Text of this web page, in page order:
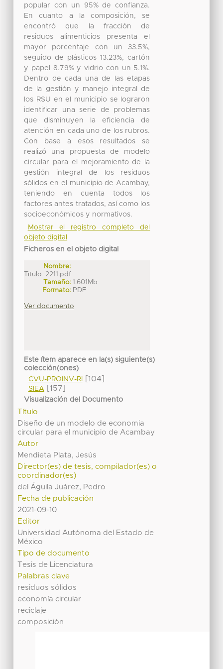
popular con un 95% de confianza.
En cuanto a la composición, se
encontró que la fracción de
residuos alimenticios presenta el
mayor porcentaje con un 33.5%,
seguido de plásticos 13.23%, cartón
y papel 8.79% y vidrio con un 5.1%.
Dentro de cada una de las etapas
de la gestión y manejo integral de
los RSU en el municipio se lograron
identificar una serie de problemas
que disminuyen la eficiencia de
atención en cada uno de los rubros.
Con base a esos resultados se
realizó una propuesta de modelo
circular para el mejoramiento de la
gestión integral de los residuos
sólidos en el municipio de Acambay,
teniendo en cuenta todos los
factores antes tratados, así como los
socioeconómicos y normativos.
Mostrar el registro completo del
objeto digital
Ficheros en el objeto digital
Nombre:
Titulo_2211.pdf
Tamaño: 1.601Mb
Formato: PDF
Ver documento
Este ítem aparece en la(s) siguiente(s)
colección(ones)
CVU-PROINV-RI[104]
SIEA[157]
Visualización del Documento
Título
Diseño de un modelo de economia
circular para el municipio de Acambay
Autor
Mendieta Plata, Jesús
Director(es) de tesis, compilador(es) o
coordinador(es)
del Águila Juárez, Pedro
Fecha de publicación
2021-09-10
Editor
Universidad Autónoma del Estado de
México
Tipo de documento
Tesis de Licenciatura
Palabras clave
residuos sólidos
economía circular
reciclaje
composición